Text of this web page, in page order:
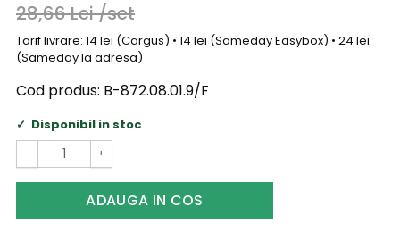
28,66Lei/set
Tarif livrare: 14 lei (Cargus) • 14 lei (Sameday Easybox) • 24 lei
(Sameday la adresa)
Cod produs: B-872.08.01.9/F
Disponibil in stoc
− +
ADAUGA IN COS